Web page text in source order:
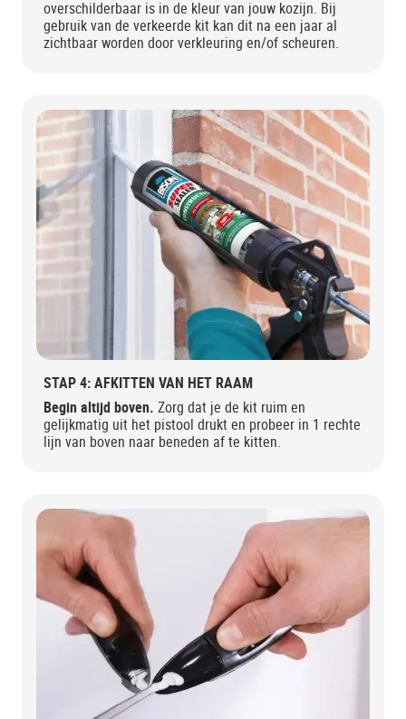
overschilderbaar is in de kleur van jouw kozijn. Bij
gebruik van de verkeerde kit kan dit na een jaar al
zichtbaar worden door verkleuring en/of scheuren.
STAP 4: AFKITTEN VAN HET RAAM
Begin altijd boven. Zorg dat je de kit ruim en
gelijkmatig uit het pistool drukt en probeer in 1 rechte
lijn van boven naar beneden af te kitten.